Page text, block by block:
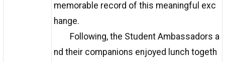
memorable record of this meaningful exc
hange.
Following, the Student Ambassadors a
nd their companions enjoyed lunch togeth